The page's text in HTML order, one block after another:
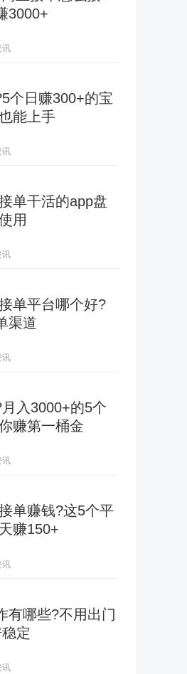
3000+
讯
个日赚300+的宝
能上手
讯
单干活的app盘
用
讯
单平台哪个好?
渠道
讯
入3000+的5个
赚第一桶金
讯
单赚钱?这5个平
赚150+
讯
有哪些?不用出门
定
讯